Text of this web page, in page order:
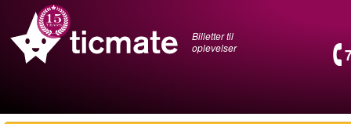
Billetter til
oplevelser